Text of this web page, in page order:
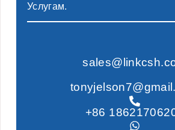
Услугам.
+86